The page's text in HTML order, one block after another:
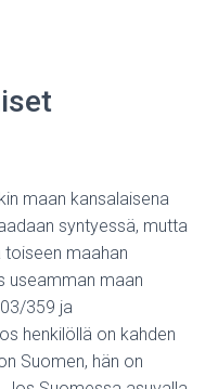
maan kansalaisena
syntyessä, mutta
maahan
useamman maan
359 ja
henkilöllä on kahden
Suomen, hän on